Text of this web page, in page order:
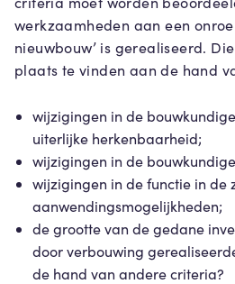
werkzaamheden aan een
nieuwbouw’ is gerealiseerd.
plaats te vinden aan de hand
wijzigingen in de
uiterlijke herkenbaarheid;
wijzigingen in de
wijzigingen in de functie in de
aanwendingsmogelijkheden;
de grootte van de gedane
door verbouwing
de hand van andere criteria?